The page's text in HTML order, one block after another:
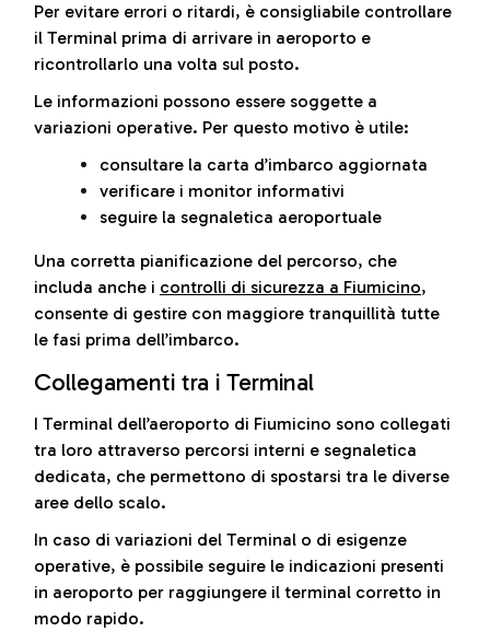
Per evitare errori o ritardi, è consigliabile controllare
il Terminal prima di arrivare in aeroporto e
ricontrollarlo una volta sul posto.
Le informazioni possono essere soggette a
variazioni operative. Per questo motivo è utile:
consultare la carta d’imbarco aggiornata
verificare i monitor informativi
seguire la segnaletica aeroportuale
Una corretta pianificazione del percorso, che
includa anche i controlli di sicurezza a Fiumicino,
consente di gestire con maggiore tranquillità tutte
le fasi prima dell’imbarco.
Collegamenti tra i Terminal
I Terminal dell’aeroporto di Fiumicino sono collegati
tra loro attraverso percorsi interni e segnaletica
dedicata, che permettono di spostarsi tra le diverse
aree dello scalo.
In caso di variazioni del Terminal o di esigenze
operative, è possibile seguire le indicazioni presenti
in aeroporto per raggiungere il terminal corretto in
modo rapido.